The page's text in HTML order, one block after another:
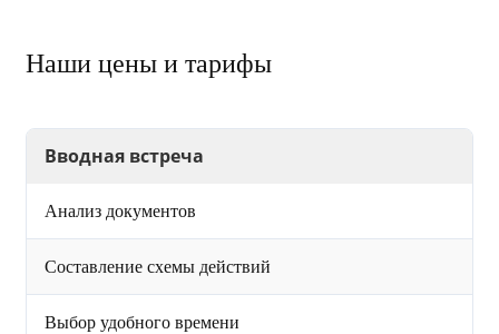
Наши цены и тарифы
Вводная встреча
Анализ документов
Составление схемы действий
Выбор удобного времени